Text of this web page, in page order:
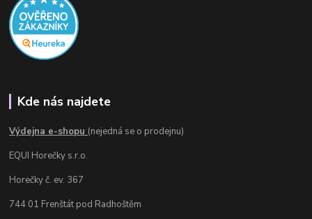
Kde nás najdete
Výdejna e-shopu (nejedná se o prodejnu)
EQUI Horečky s.r.o.
Horečky č. ev. 367
744 01 Frenštát pod Radhoštěm